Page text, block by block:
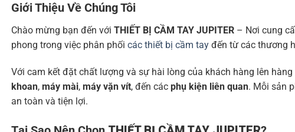
Giới Thiệu Về Chúng Tôi
Chào mừng bạn đến với THIẾT BỊ CẦM TAY JUPITER – Nơi cung
phong trong việc phân phối các thiết bị cầm tay đến từ các thương
Với cam kết đặt chất lượng và sự hài lòng của khách hàng lên
khoan, máy mài, máy vặn vít, đến các phụ kiện liên quan. Mỗi sản
an toàn và tiện lợi.